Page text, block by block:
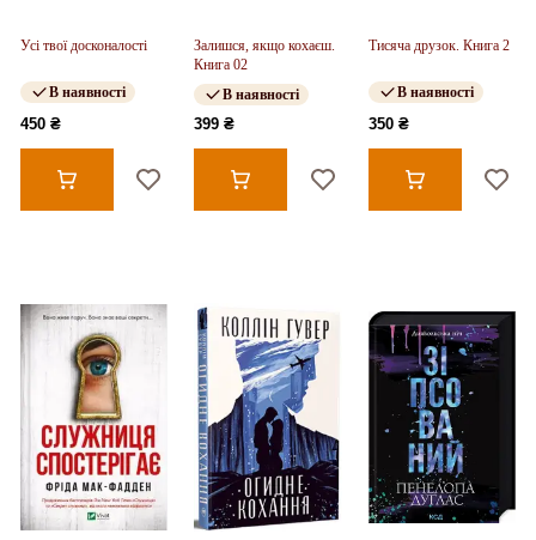
Усі твої досконалості
В наявності
450 ₴
Залишся, якщо кохаєш.
Книга 02
В наявності
399 ₴
Тисяча друзок. Книга 2
В наявності
350 ₴